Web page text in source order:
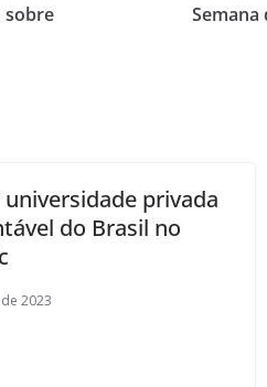
sobre
universidade privada
do Brasil no
2023